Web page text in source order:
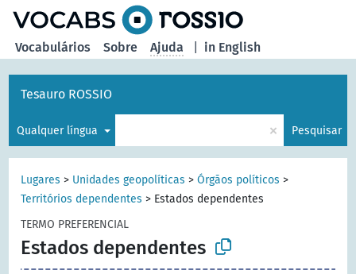
in English
Vocabulários Sobre Ajuda
Tesauro ROSSIO
Qualquer língua × Pesquisar
Lugares > Unidades geopolíticas >Órgãos políticos >
Territórios dependentes > Estados dependentes
TERMO PREFERENCIAL
Estados dependentes